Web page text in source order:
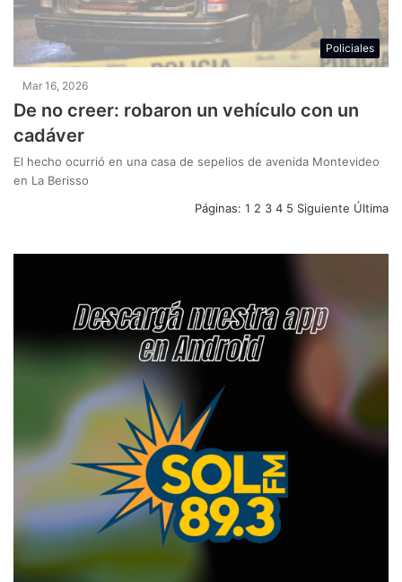
Policiales
Mar 16, 2026
De no creer: robaron un vehículo con un
cadáver
El hecho ocurrió en una casa de sepelios de avenida Montevideo
en La Berisso
Páginas: 1 2 3 4 5 Siguiente Última